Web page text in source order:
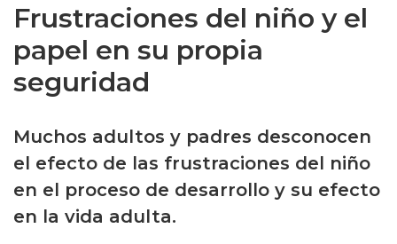
Frustraciones del niño y el
papel en su propia
seguridad
Muchos adultos y padres desconocen
el efecto de las frustraciones del niño
en el proceso de desarrollo y su efecto
en la vida adulta.